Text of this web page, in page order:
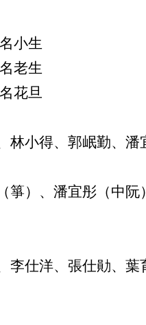
小生
老生
花旦
林小得、郭岷勤、
箏）、潘宜彤（中
李仕洋、張仕勛、